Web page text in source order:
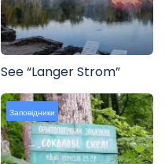
See “Langer Strom”
Заповідники